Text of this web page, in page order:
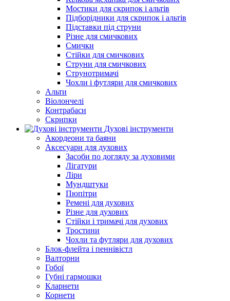
Мостики для скрипок і альтів
Підборiдники для скрипок і альтів
Підставки під струни
Різне для смичкових
Смички
Стійки для смичкових
Струни для смичкових
Струнотримачі
Чохли і футляри для смичкових
Альти
Віолончелі
Контрабаси
Скрипки
Духові інструменти
Акордеони та баяни
Аксесуари для духових
Засоби по догляду за духовими
Лігатури
Ліри
Мундштуки
Пюпітри
Ремені для духових
Різне для духових
Стійки і тримачі для духових
Тростини
Чохли та футляри для духових
Блок-флейта і пеннівістл
Валторни
Гобої
Губні гармошки
Кларнети
Корнети